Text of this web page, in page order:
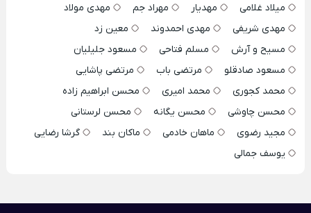
میلاد غلامی
مهدیار مهراد جم
مهدی مولاد
مهدی شریفی
مهدی احمدوند
معین زد
مسیح و آرش
مسلم فتاحی
مسعود جلیلیان
مسعود صادقلو
مرتضی باب
مرتضی پاشایی
محمد کجوری
محمد امیری
محسن ابراهیم زاده
محسن چاوشی
محسن یگانه
محسن لرستانی
مجید رضوی
ماهان خادمی ماکان بند
گرشا رضایی
یوسف جمالی